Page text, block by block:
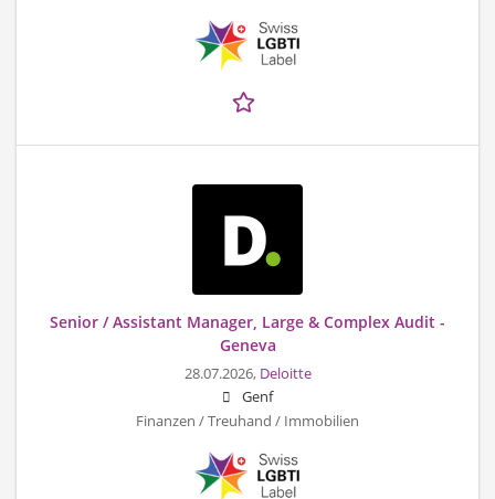
Senior / Assistant Manager, Large & Complex Audit -
Geneva
28.07.2026, Deloitte
Genf
Finanzen / Treuhand / Immobilien